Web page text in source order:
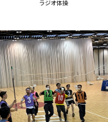
ラジオ体操